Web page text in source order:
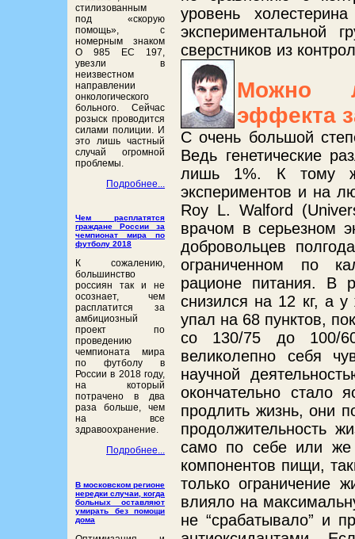
стилизованным
под «скорую
помощь», с
номерным знаком
О 985 ЕС 197,
увезли в
неизвестном
направлении
онкологического
больного. Сейчас
розыск проводится
силами полиции. И
это лишь частный
случай огромной
проблемы.
Подробнее...
Чем расплатятся
граждане России за
чемпионат мира по
футболу 2018
К сожалению,
большинство
россиян так и не
осознает, чем
расплатится за
амбициозный
проект по
проведению
чемпионата мира
по футболу в
России в 2018 году,
на который
потрачено в два
раза больше, чем
на все
здравоохранение.
Подробнее...
В московском регионе
нередки случаи, когда
больных оставляют
умирать без помощи
дома
уровень
экспериментальной
сверстников из
Можно
эффекта
С очень большой
Ведь генетические
лишь 1%. К тому
экспериментов и на
Roy L. Walford (
врачом в серьезном
добровольцев
ограниченном по
рационе питания. В
снизился на 12 кг, а
упал на 68 пунктов,
со 130/75 до 100/
великолепно себя
научной
окончательно стало
продлить жизнь, они
продолжительность
само по себе или же
компонентов пищи,
только ограничение
влияло на
не “срабатывало” и